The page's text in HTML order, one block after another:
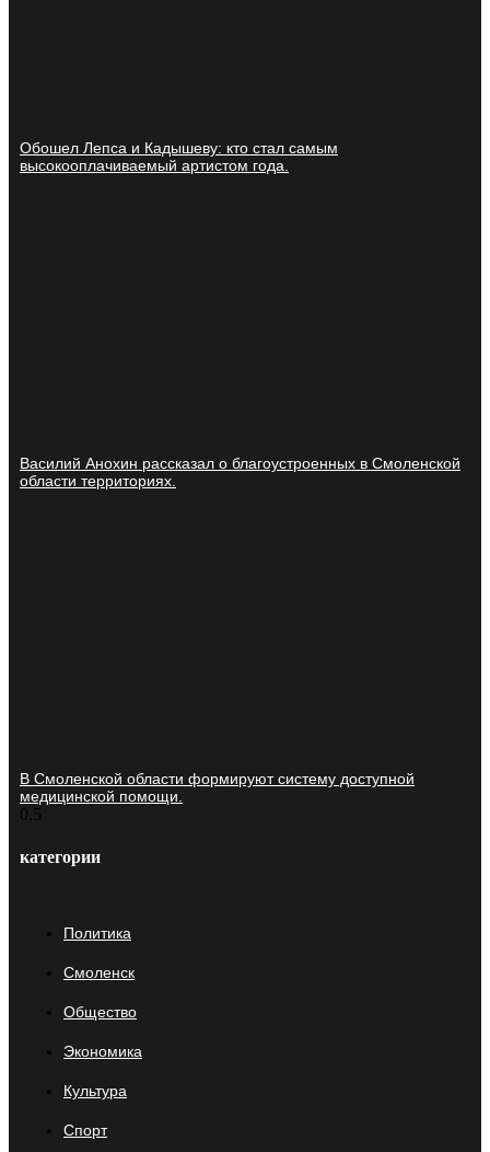
Обошел Лепса и Кадышеву: кто стал самым
высокооплачиваемый артистом года.
Василий Анохин рассказал о благоустроенных в Смоленской
области территориях.
В Смоленской области формируют систему доступной
медицинской помощи.
категории
Политика
Смоленск
Общество
Экономика
Культура
Спорт